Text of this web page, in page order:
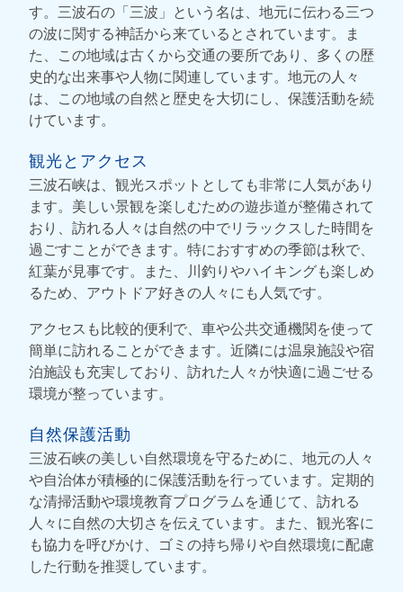
す。三波石の「三波」という名は、地元に伝わる三つ
の波に関する神話から来ているとされています。ま
た、この地域は古くから交通の要所であり、多くの歴
史的な出来事や人物に関連しています。地元の人々
は、この地域の自然と歴史を大切にし、保護活動を続
けています。
観光とアクセス
三波石峡は、観光スポットとしても非常に人気があり
ます。美しい景観を楽しむための遊歩道が整備されて
おり、訪れる人々は自然の中でリラックスした時間を
過ごすことができます。特におすすめの季節は秋で、
紅葉が見事です。また、川釣りやハイキングも楽しめ
るため、アウトドア好きの人々にも人気です。
アクセスも比較的便利で、車や公共交通機関を使って
簡単に訪れることができます。近隣には温泉施設や宿
泊施設も充実しており、訪れた人々が快適に過ごせる
環境が整っています。
自然保護活動
三波石峡の美しい自然環境を守るために、地元の人々
や自治体が積極的に保護活動を行っています。定期的
な清掃活動や環境教育プログラムを通じて、訪れる
人々に自然の大切さを伝えています。また、観光客に
も協力を呼びかけ、ゴミの持ち帰りや自然環境に配慮
した行動を推奨しています。